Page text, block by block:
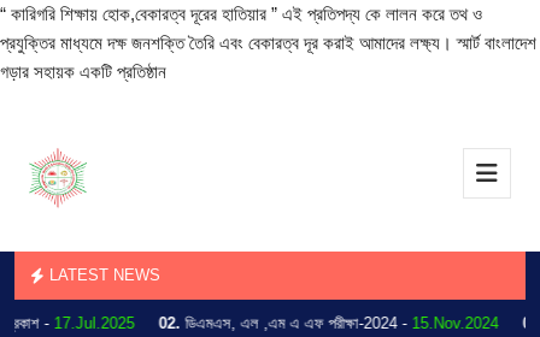
“ কারিগরি শিক্ষায় হোক,বেকারত্ব দূরের হাতিয়ার ” এই প্রতিপদ্য কে লালন করে তথ ও
প্রযুক্তির মাধ্যমে দক্ষ জনশক্তি তৈরি এবং বেকারত্ব দূর করাই আমাদের লক্ষ্য। স্মার্ট বাংলাদেশ
গড়ার সহায়ক একটি প্রতিষ্ঠান
LATEST NEWS
-17.Jul.2025 02. ডিএমএস, এল ,এম এ এফ পরীক্ষা-2024 -15.Nov.2024 03.